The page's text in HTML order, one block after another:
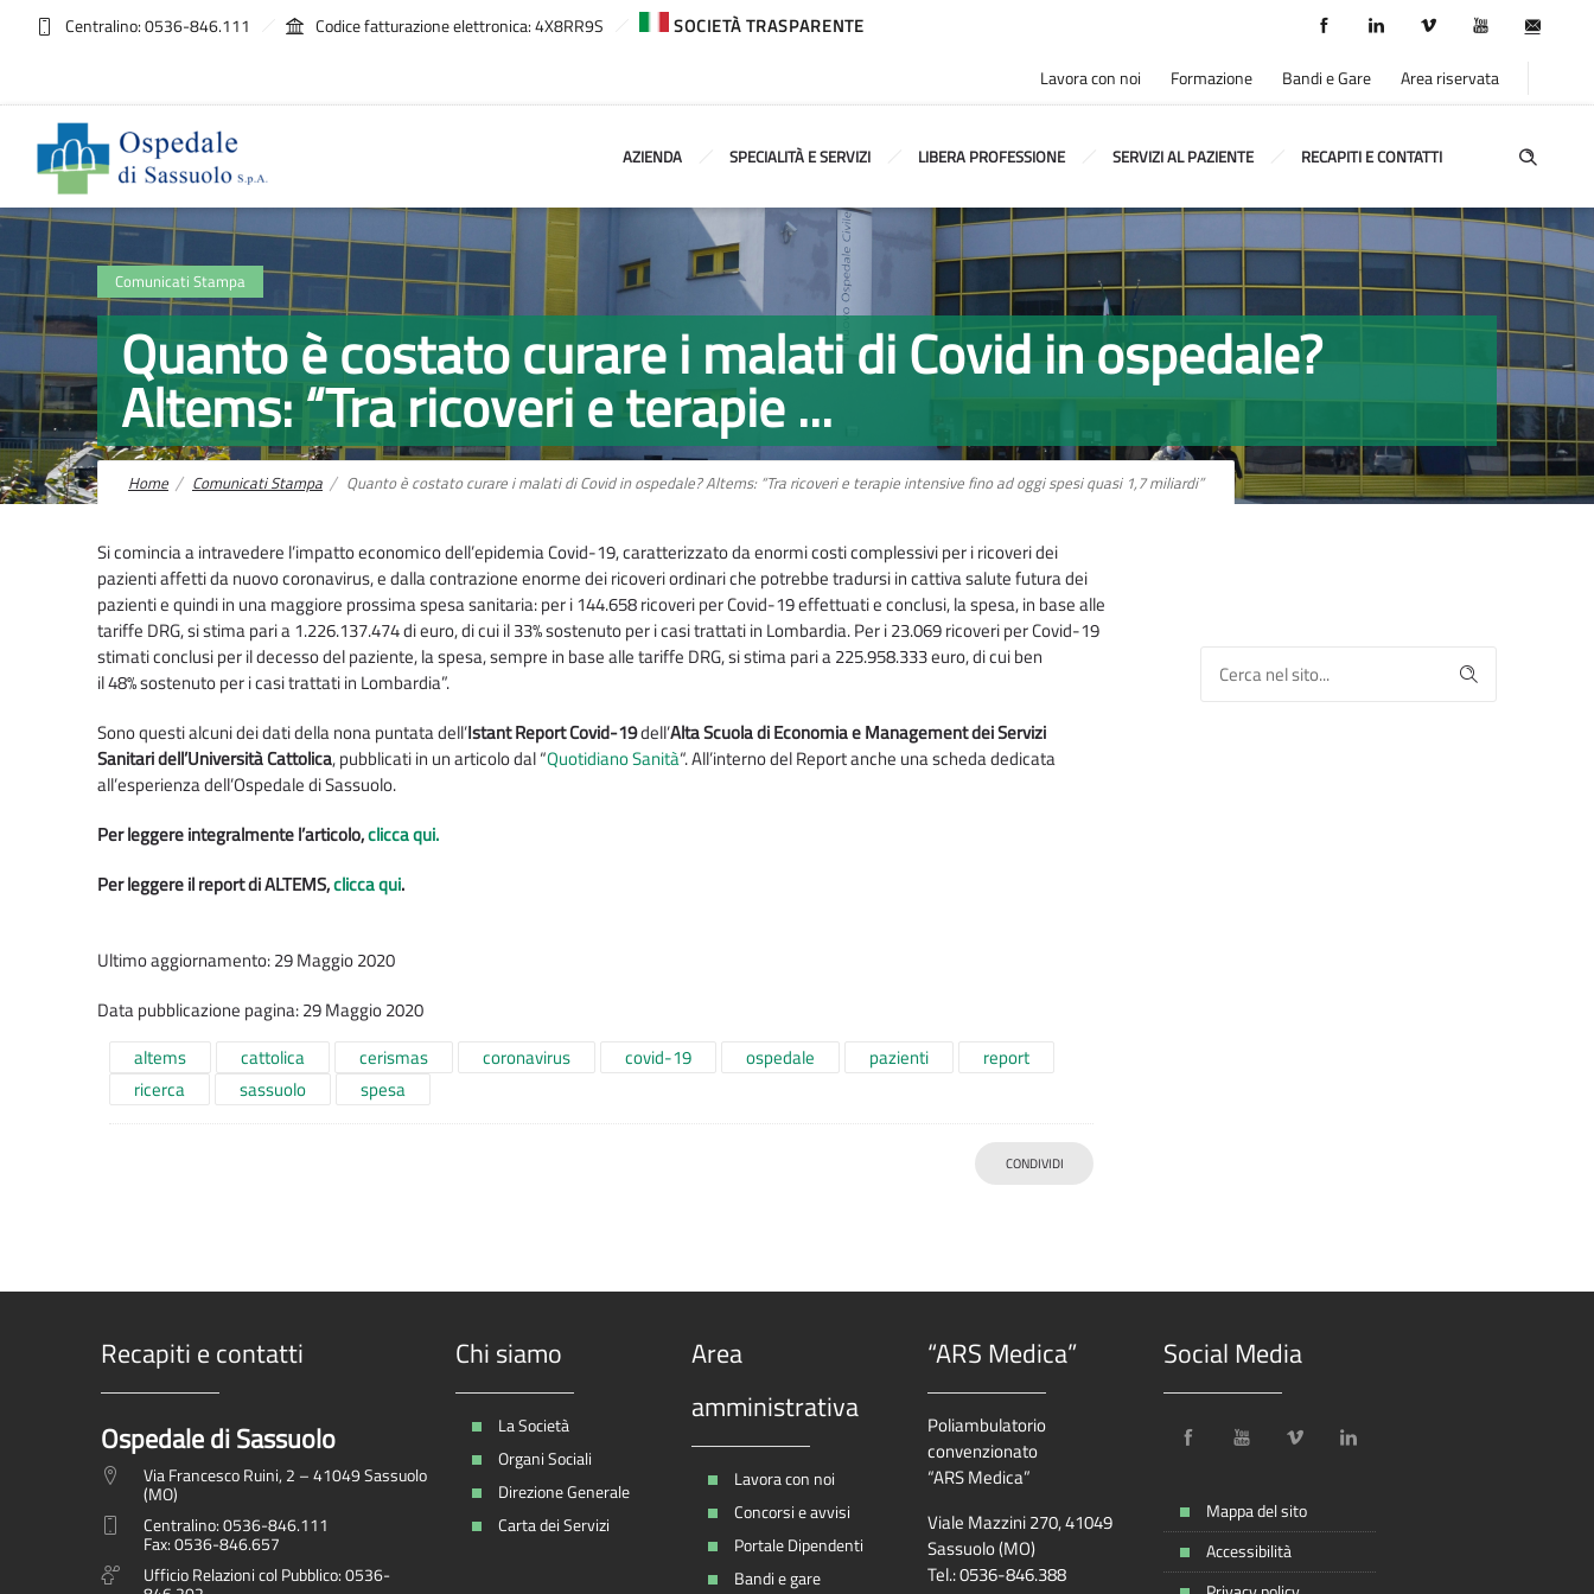
Centralino: 0536-846.111 Codice fatturazione elettronica: 4X8RR9S SOCIETÀ TRASPARENTE
Lavora con noi Formazione Bandi e Gare Area riservata
AZIENDA SPECIALITÀ E SERVIZI LIBERA PROFESSIONE SERVIZI AL PAZIENTE RECAPITI E CONTATTI
Comunicati Stampa
Quanto è costato curare i malati di Covid in ospedale?
Altems: “Tra ricoveri e terapie ...
Home Comunicati Stampa Quanto è costato curare i malati di Covid in ospedale? Altems: “Tra ricoveri e terapie intensive fino ad oggi spesi quasi 1,7 miliardi”
Si comincia a intravedere l’impatto economico dell’epidemia Covid-19, caratterizzato da enormi costi complessivi per i ricoveri dei
pazienti affetti da nuovo coronavirus, e dalla contrazione enorme dei ricoveri ordinari che potrebbe tradursi in cattiva salute futura dei
pazienti e quindi in una maggiore prossima spesa sanitaria: per i 144.658 ricoveri per Covid-19 effettuati e conclusi, la spesa, in base alle
tariffe DRG, si stima pari a 1.226.137.474 di euro, di cui il 33% sostenuto per i casi trattati in Lombardia. Per i 23.069 ricoveri per Covid-19
stimati conclusi per il decesso del paziente, la spesa, sempre in base alle tariffe DRG, si stima pari a 225.958.333 euro, di cui ben
il 48% sostenuto per i casi trattati in Lombardia”.
Sono questi alcuni dei dati della nona puntata dell’Istant Report Covid-19dell’Alta Scuola di Economia e Management dei Servizi
Sanitari dell’Università Cattolica, pubblicati in un articolo dal “Quotidiano Sanità“. All’interno del Report anche una scheda dedicata
all’esperienza dell’Ospedale di Sassuolo.
Per leggere integralmente l’articolo,clicca qui.
Per leggere il report di ALTEMS,clicca qui.
Ultimo aggiornamento: 29 Maggio 2020
Data pubblicazione pagina: 29 Maggio 2020
altems
cattolica cerismas coronavirus covid-19 ospedale pazienti
report
ricerca
sassuolo spesa
CONDIVIDI
Recapiti e contatti
Ospedale di Sassuolo
Via Francesco Ruini, 2 – 41049 Sassuolo
(MO)
Centralino: 0536-846.111
Fax: 0536-846.657
Ufficio Relazioni col Pubblico: 0536-
Chi siamo
La Società
Organi Sociali
Direzione Generale
Carta dei Servizi
Area
amministrativa
Lavora con noi
Concorsi e avvisi
Portale Dipendenti
Bandi e gare
“ARS Medica”
Poliambulatorio
convenzionato
“ARS Medica”
Viale Mazzini 270, 41049
Sassuolo (MO)
Tel.: 0536-846.388
Social Media
Mappa del sito
Accessibilità